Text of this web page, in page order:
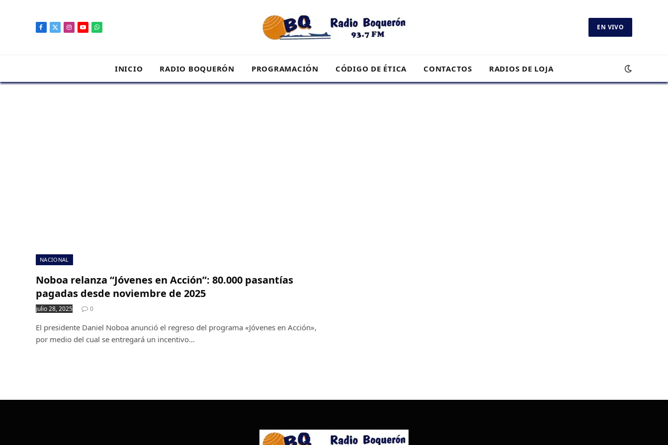
Facebook
X
Instagram
YouTubeWhatsApp EN VIVO
INICIO RADIO BOQUERÓN PROGRAMACIÓN CÓDIGO DE ÉTICA CONTACTOS RADIOS DE LOJA
NACIONAL
Noboa relanza “Jóvenes en Acción”: 80.000 pasantías
pagadas desde noviembre de 2025
julio 28, 2025 0
El presidente Daniel Noboa anunció el regreso del programa «Jóvenes en Acción»,
por medio del cual se entregará un incentivo…